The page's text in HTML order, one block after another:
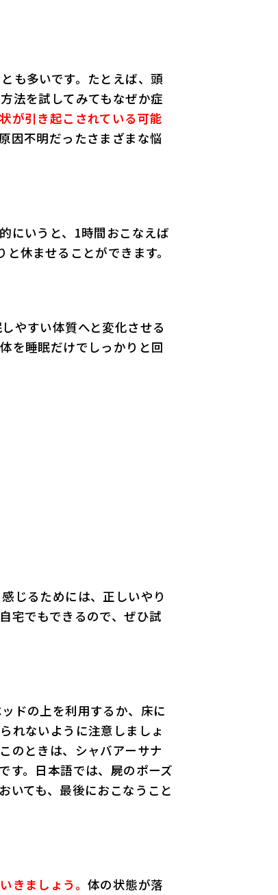
も多いです。たとえば、頭
法を試してみてもなぜか症
が引き起こされている可能
因不明だったさまざまな悩
にいうと、1時間おこなえば
休ませることができます。
やすい体質へと変化させる
を睡眠だけでしっかりと回
じるためには、正しいやり
宅でもできるので、ぜひ試
ドの上を利用するか、床に
れないように注意しましょ
のときは、シャバアーサナ
す。日本語では、屍のポーズ
いても、最後におこなうこと
きましょう。体の状態が落